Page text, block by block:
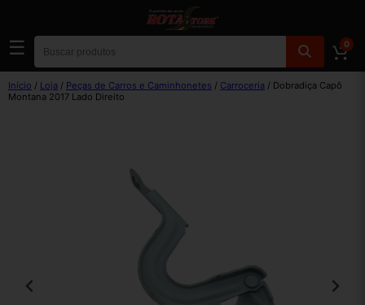
☰ 0
Início / Loja / Peças de Carros e Caminhonetes / Carroceria / Dobradiça Capô
Montana 2017 Lado Direito